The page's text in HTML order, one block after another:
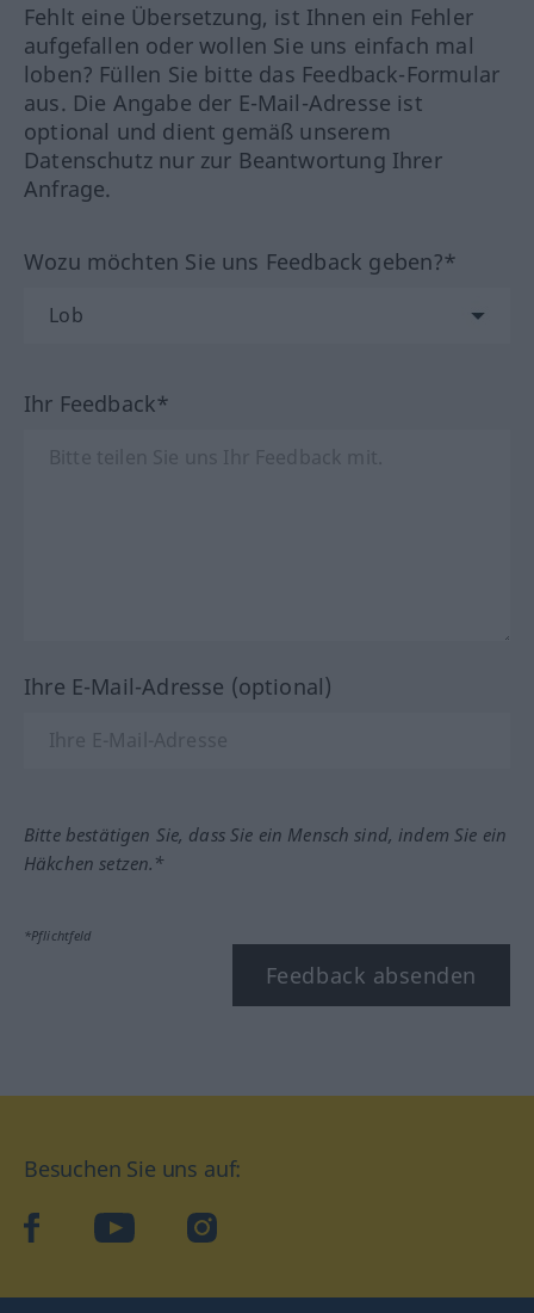
Fehlt eine Übersetzung, ist Ihnen ein Fehler
aufgefallen oder wollen Sie uns einfach mal
loben? Füllen Sie bitte das Feedback-Formular
aus. Die Angabe der E-Mail-Adresse ist
optional und dient gemäß unserem
Datenschutz nur zur Beantwortung Ihrer
Anfrage.
Wozu möchten Sie uns Feedback geben?*
Ihr Feedback*
Ihre E-Mail-Adresse (optional)
Bitte bestätigen Sie, dass Sie ein Mensch sind, indem Sie ein
Häkchen setzen.*
*Pflichtfeld
Feedback absenden
Besuchen Sie uns auf:
facebookYouTube Instagram